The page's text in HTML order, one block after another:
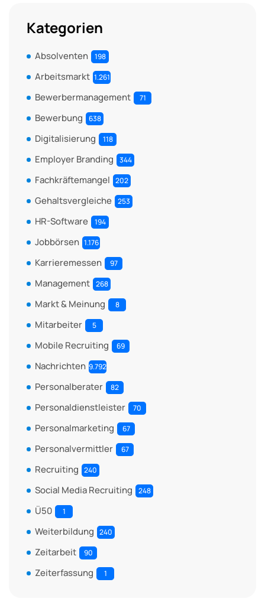
Kategorien
Absolventen 198
Arbeitsmarkt 1.261
Bewerbermanagement 71
Bewerbung 638
Digitalisierung 118
Employer Branding 344
Fachkräftemangel 202
Gehaltsvergleiche 253
HR-Software 194
Jobbörsen 1.176
Karrieremessen 97
Management 268
Markt & Meinung 8
Mitarbeiter 5
Mobile Recruiting 69
Nachrichten 9.792
Personalberater 82
Personaldienstleister 70
Personalmarketing 67
Personalvermittler 67
Recruiting 240
Social Media Recruiting 248
Ü50 1
Weiterbildung 240
Zeitarbeit 90
Zeiterfassung 1